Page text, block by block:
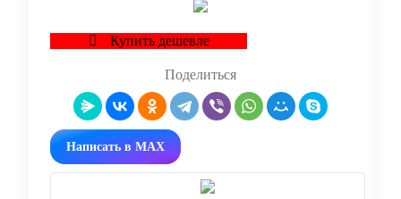
Купить дешевле
Поделиться
Написать в MAX